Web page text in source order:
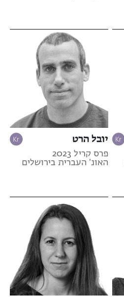
יובל הרט
פרס קריל 2023
האונ' העברית בירושלים